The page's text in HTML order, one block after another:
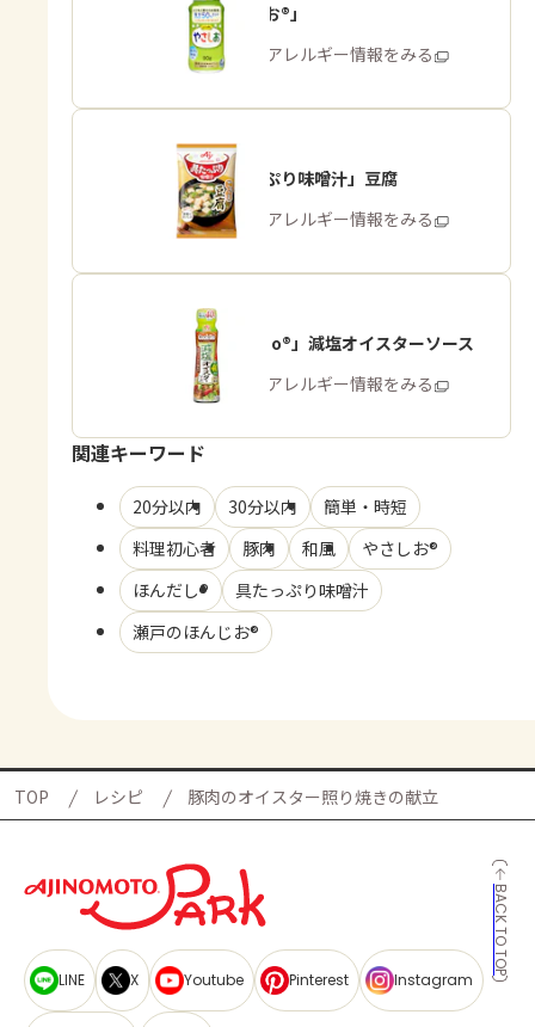
「やさしお®」
商品・アレルギー情報をみる
「具たっぷり味噌汁」豆腐
商品・アレルギー情報をみる
「Cook Do®」減塩オイスターソース
商品・アレルギー情報をみる
関連キーワード
20分以内 30分以内
簡単・時短
料理初心者
豚肉 和風
やさしお®
ほんだし®
具たっぷり味噌汁
瀬戸のほんじお®
TOP レシピ 豚肉のオイスター照り焼きの献立
BACK TO TOP
LINE X Youtube Pinterest Instagram